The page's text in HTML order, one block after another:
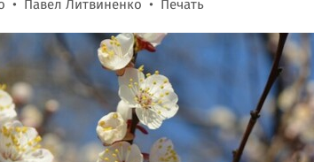
Павел Литвиненко Печать